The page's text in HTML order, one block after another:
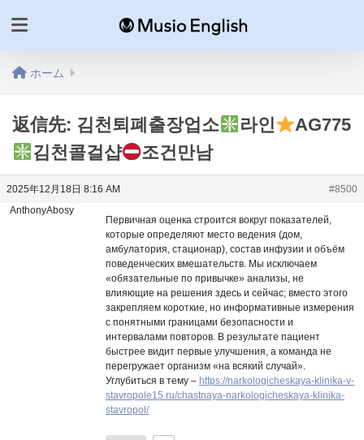
ホーム
返信先: 김천퇴폐출장업소 라인
AG775
김천콜걸샵
조건만남
2025年12月18日 8:16 AM
#8500
AnthonyAbosy
Первичная оценка строится вокруг показателей,
которые определяют место ведения (дом,
амбулатория, стационар), состав инфузии и объём
поведенческих вмешательств. Мы исключаем
«обязательные по привычке» анализы, не
влияющие на решения здесь и сейчас; вместо этого
закрепляем короткие, но информативные измерения
с понятными границами безопасности и
интервалами повторов. В результате пациент
быстрее видит первые улучшения, а команда не
перегружает организм «на всякий случай».
Углубиться в тему – https://narkologicheskaya-klinika-v-
stavropole15.ru/chastnaya-narkologicheskaya-klinika-
stavropol/